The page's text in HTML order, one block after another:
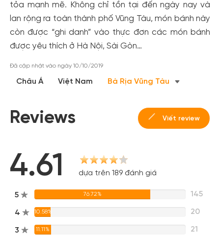
tỏa mạnh mẽ. Không chỉ tồn tại đến ngày nay và
lan rộng ra toàn thành phố Vũng Tàu, món bánh này
còn được “ghi danh” vào thực đơn các món bánh
được yêu thích ở Hà Nội, Sài Gòn…
Đã cập nhật vào ngày 10/10/2019
Châu Á Việt Nam Bà Rịa Vũng Tàu
Reviews Viết review
4.61 dựa trên 189 đánh giá
5 76.72% 145
4 10.58% 20
3 11.11% 21